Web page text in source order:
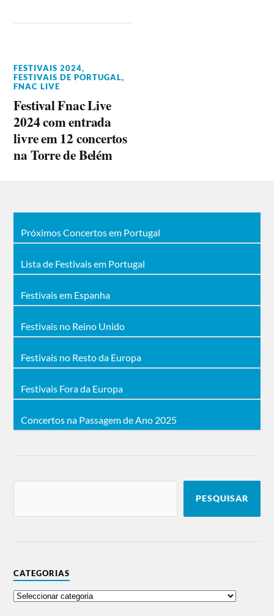
FESTIVAIS 2024,
FESTIVAIS DE PORTUGAL,
FNAC LIVE
Festival Fnac Live
2024 com entrada
livre em 12 concertos
na Torre de Belém
Próximos Concertos em Portugal
Lista de Festivais em Portugal
Festivais em Espanha
Festivais no Reino Unido
Festivais no Resto da Europa
Festivais Fora da Europa
Concertos na Passagem de Ano 2025
PESQUISAR
CATEGORIAS